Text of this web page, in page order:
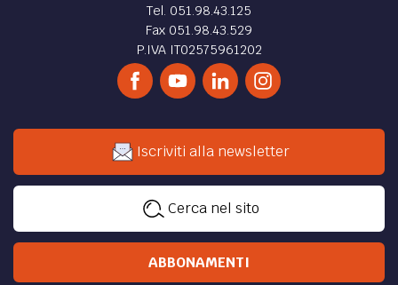
Tel. 051.98.43.125
Fax 051.98.43.529
P.IVA IT02575961202
Iscriviti alla newsletter
Cerca nel sito
ABBONAMENTI